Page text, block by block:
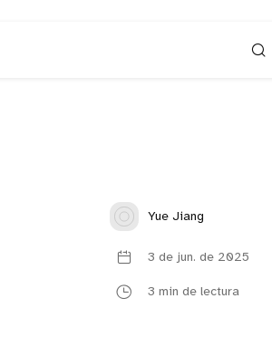
Yue Jiang
3 de jun. de 2025
3 min de lectura